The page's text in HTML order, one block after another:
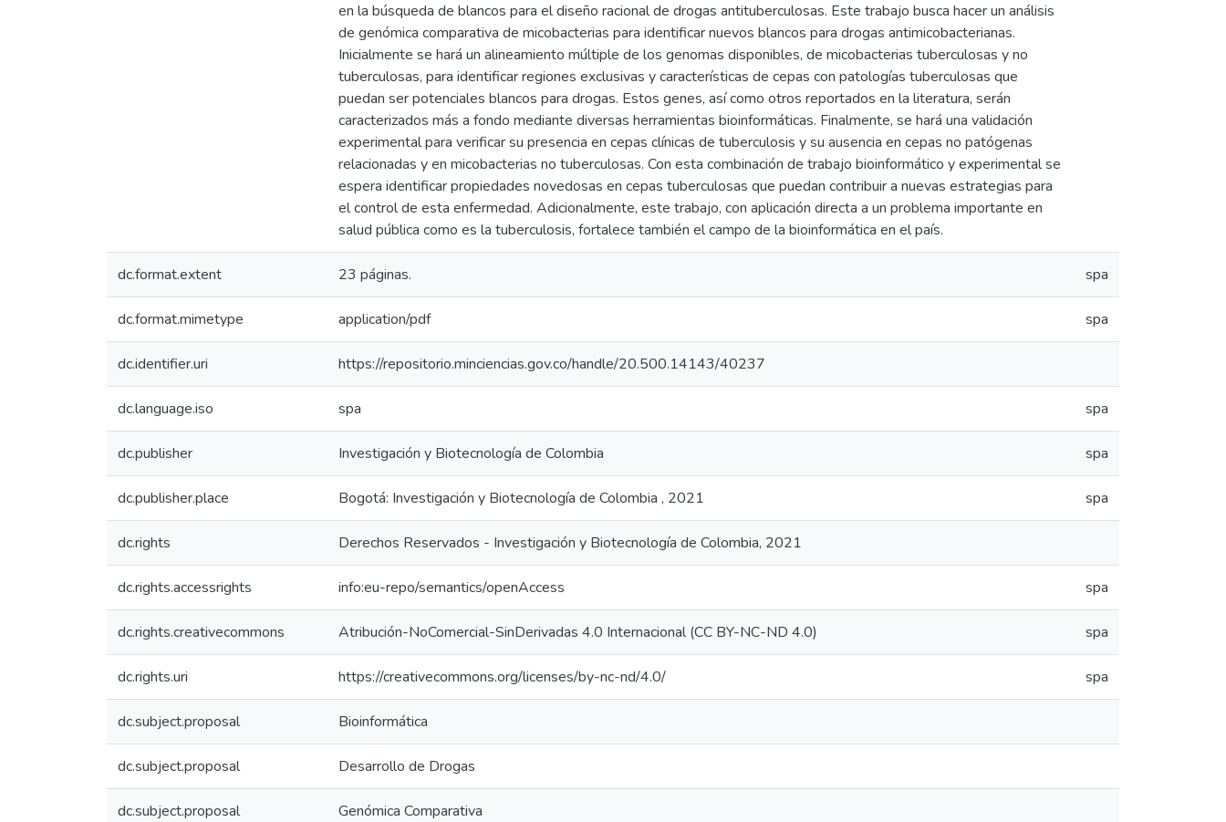
en la búsqueda de blancos para el diseño racional de drogas antituberculosas. Este trabajo busca hacer un análisis
de genómica comparativa de micobacterias para identificar nuevos blancos para drogas antimicobacterianas.
Inicialmente se hará un alineamiento múltiple de los genomas disponibles, de micobacterias tuberculosas y no
tuberculosas, para identificar regiones exclusivas y características de cepas con patologías tuberculosas que
puedan ser potenciales blancos para drogas. Estos genes, así como otros reportados en la literatura, serán
caracterizados más a fondo mediante diversas herramientas bioinformáticas. Finalmente, se hará una validación
experimental para verificar su presencia en cepas clínicas de tuberculosis y su ausencia en cepas no patógenas
relacionadas y en micobacterias no tuberculosas. Con esta combinación de trabajo bioinformático y experimental se
espera identificar propiedades novedosas en cepas tuberculosas que puedan contribuir a nuevas estrategias para
el control de esta enfermedad. Adicionalmente, este trabajo, con aplicación directa a un problema importante en
salud pública como es la tuberculosis, fortalece también el campo de la bioinformática en el país.
dc.format.extent 23 páginas. spa
dc.format.mimetype application/pdf spa
dc.identifier.uri https://repositorio.minciencias.gov.co/handle/20.500.14143/40237
dc.language.iso spa spa
dc.publisher Investigación y Biotecnología de Colombia spa
dc.publisher.place Bogotá: Investigación y Biotecnología de Colombia , 2021 spa
dc.rights Derechos Reservados - Investigación y Biotecnología de Colombia, 2021
dc.rights.accessrights info:eu-repo/semantics/openAccess spa
dc.rights.creativecommons Atribución-NoComercial-SinDerivadas 4.0 Internacional (CC BY-NC-ND 4.0) spa
dc.rights.uri https://creativecommons.org/licenses/by-nc-nd/4.0/ spa
dc.subject.proposal Bioinformática
dc.subject.proposal Desarrollo de Drogas
dc.subject.proposal Genómica Comparativa